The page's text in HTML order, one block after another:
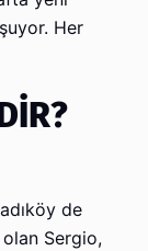
Her
de
Sergio,